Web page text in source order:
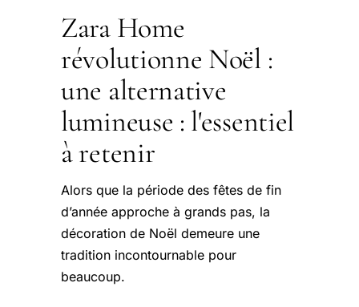
Zara Home
révolutionne Noël :
une alternative
lumineuse : l'essentiel
à retenir
Alors que la période des fêtes de fin
d’année approche à grands pas, la
décoration de Noël demeure une
tradition incontournable pour
beaucoup.